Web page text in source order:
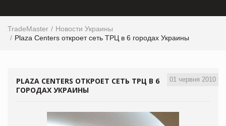
TradeMaster
Новости Украины
Plaza Centers откроет сеть ТРЦ в 6 городах Украины
01 червня 2010
PLAZA CENTERS ОТКРОЕТ СЕТЬ ТРЦ В 6
ГОРОДАХ УКРАИНЫ